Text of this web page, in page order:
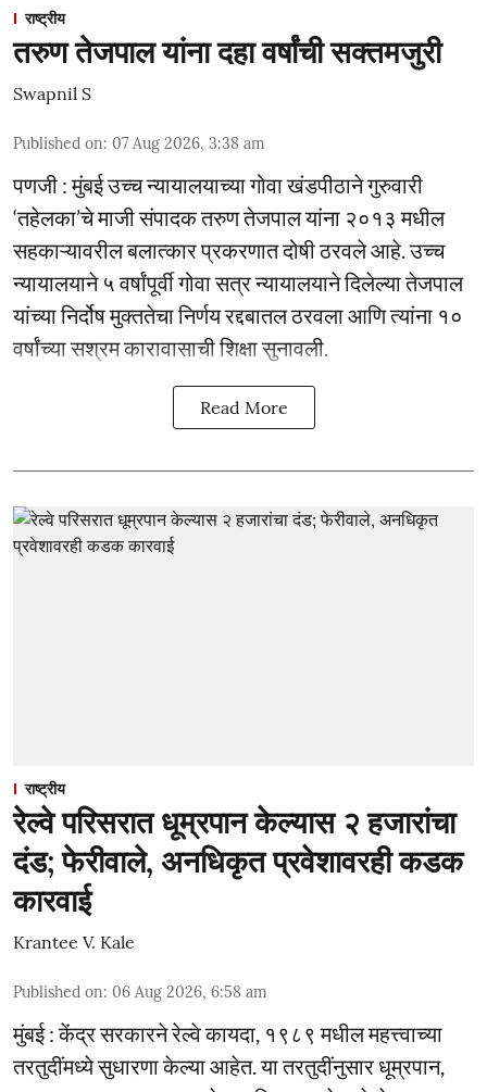
राष्ट्रीय
तरुण तेजपाल यांना दहा वर्षांची सक्तमजुरी
Swapnil S
Published on: 07 Aug 2026, 3:38 am
पणजी : मुंबई उच्च न्यायालयाच्या गोवा खंडपीठाने गुरुवारी
‘तहेलका’चे माजी संपादक तरुण तेजपाल यांना २०१३ मधील
सहकाऱ्यावरील बलात्कार प्रकरणात दोषी ठरवले आहे. उच्च
न्यायालयाने ५ वर्षांपूर्वी गोवा सत्र न्यायालयाने दिलेल्या तेजपाल
यांच्या निर्दोष मुक्ततेचा निर्णय रद्दबातल ठरवला आणि त्यांना १०
वर्षांच्या सश्रम कारावासाची शिक्षा सुनावली.
Read More
राष्ट्रीय
रेल्वे परिसरात धूम्रपान केल्यास २ हजारांचा
दंड; फेरीवाले, अनधिकृत प्रवेशावरही कडक
कारवाई
Krantee V. Kale
Published on: 06 Aug 2026, 6:58 am
मुंबई : केंद्र सरकारने रेल्वे कायदा, १९८९ मधील महत्त्वाच्या
तरतुदींमध्ये सुधारणा केल्या आहेत. या तरतुदींनुसार धूम्रपान,